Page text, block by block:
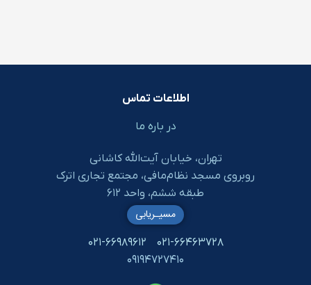
اطلاعات تماس
در باره ما
تهران، خیابان آیت‌الله کاشانی
روبروی مسجد نظام‌مافی، مجتمع تجاری اترک
طبقه ششم، واحد ۶۱۲
۰۲۱-۶۶۴۶۳۷۲۸
۰۲۱-۶۶۹۸۹۶۱۲
۰۹۱۹۴۷۲۷۴۱۰
مسیـریابی